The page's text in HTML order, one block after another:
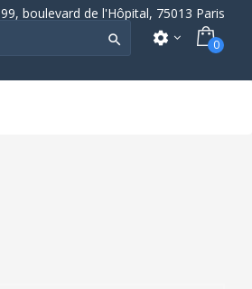
99, boulevard de l'Hôpital, 75013 Paris
 settings 0